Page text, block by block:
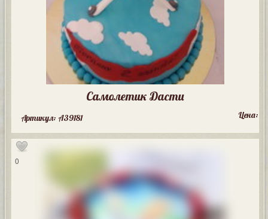
Самолетик Дасти
Артикул: A39181 Цена:
0